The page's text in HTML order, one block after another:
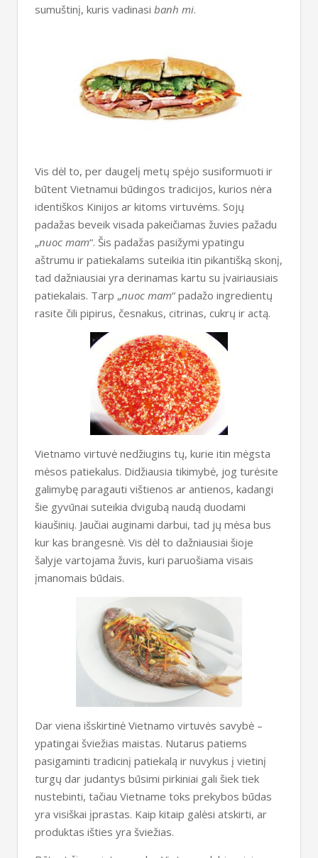
sumuštinį, kuris vadinasi banh mi.
Vis dėl to, per daugelį metų spėjo susiformuoti ir
būtent Vietnamui būdingos tradicijos, kurios nėra
identiškos Kinijos ar kitoms virtuvėms. Sojų
padažas beveik visada pakeičiamas žuvies pažadu
„nuoc mam“. Šis padažas pasižymi ypatingu
aštrumu ir patiekalams suteikia itin pikantišką skonį,
tad dažniausiai yra derinamas kartu su įvairiausiais
patiekalais. Tarp „nuoc mam“ padažo ingredientų
rasite čili pipirus, česnakus, citrinas, cukrų ir actą.
Vietnamo virtuvė nedžiugins tų, kurie itin mėgsta
mėsos patiekalus. Didžiausia tikimybė, jog turėsite
galimybę paragauti vištienos ar antienos, kadangi
šie gyvūnai suteikia dvigubą naudą duodami
kiaušinių. Jaučiai auginami darbui, tad jų mėsa bus
kur kas brangesnė. Vis dėl to dažniausiai šioje
šalyje vartojama žuvis, kuri paruošiama visais
įmanomais būdais.
Dar viena išskirtinė Vietnamo virtuvės savybė –
ypatingai šviežias maistas. Nutarus patiems
pasigaminti tradicinį patiekalą ir nuvykus į vietinį
turgų dar judantys būsimi pirkiniai gali šiek tiek
nustebinti, tačiau Vietname toks prekybos būdas
yra visiškai įprastas. Kaip kitaip galėsi atskirti, ar
produktas išties yra šviežias.